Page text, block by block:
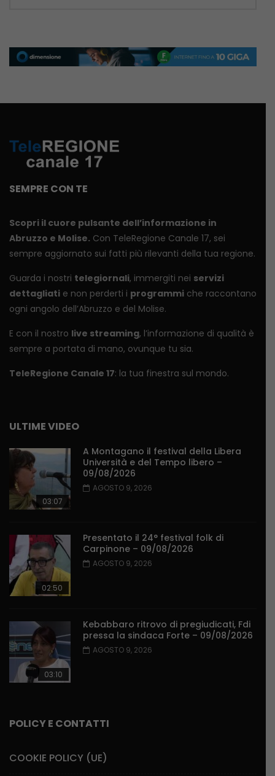
SEMPRE CON TE
Scopri il cuore pulsante dell’informazione in
Abruzzo e Molise. Con TeleRegione Canale 17, sei
sempre aggiornato sui fatti più rilevanti della tua regione.
Guarda i nostri telegiornali, immergiti nei servizi
dettagliati e non perderti i programmi che raccontano
ogni angolo dell’Abruzzo e del Molise.
E con il nostro live streaming, l’informazione di qualità è
sempre a portata di mano, ovunque tu sia.
TeleRegione Canale 17: la tua finestra sul mondo.
ULTIME VIDEO
03:07
A Montagano il festival della Libera
Università e del Tempo libero –
09/08/2026
AGOSTO 9, 2026
02:50
Presentato il 24° festival folk di
Carpinone – 09/08/2026
AGOSTO 9, 2026
03:10
Kebabbaro ritrovo di pregiudicati, Fdi
pressa la sindaca Forte – 09/08/2026
AGOSTO 9, 2026
POLICY E CONTATTI
COOKIE POLICY (UE)